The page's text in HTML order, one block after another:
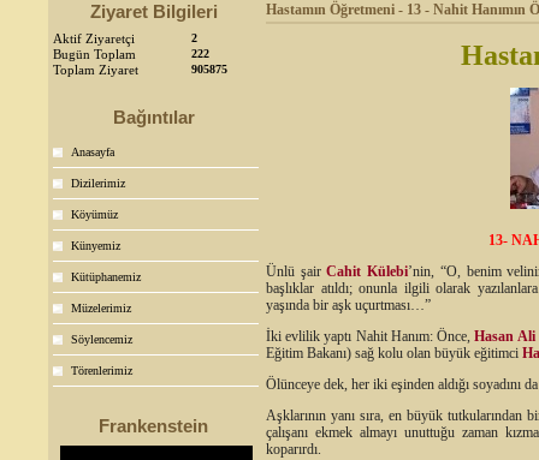
Ziyaret Bilgileri
Aktif Ziyaretçi 2
Bugün Toplam 222
Toplam Ziyaret 905875
Bağıntılar
Anasayfa
Dizilerimiz
Köyümüz
Künyemiz
Kütüphanemiz
Müzelerimiz
Söylencemiz
Törenlerimiz
Frankenstein
Hastamın Öğretmeni - 13 - Nahit Hanımın
13-
Ünlü şairCahit Külebi’nin, “O, benim
başlıklar atıldı; onunla ilgili olarak
yaşında bir aşk uçurtması…”
İki evlilik yaptı Nahit Hanım: Önce,Hasan Ali
Eğitim Bakanı) sağ kolu olan büyük eğitimci
Ölünceye dek, her iki eşinden aldığı soyadını
Aşklarının yanı sıra, en büyük tutkularından
çalışanı ekmek almayı unuttuğu zaman
koparırdı.